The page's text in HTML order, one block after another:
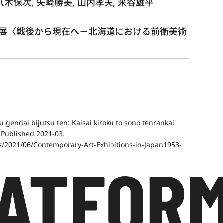
〈戦後から現在へ－北海道における前衛美術
gendai bijutsu ten: Kaisai kiroku to sono tenrankai
2021-03.
06/Contemporary-Art-Exhibitions-in-Japan1953-